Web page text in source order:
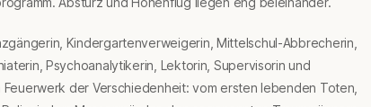
Kindergartenverweigerin, Mittelschul-Abbrecherin,
Psychoanalytikerin, Lektorin, Supervisorin und
der Verschiedenheit: vom ersten lebenden Toten,